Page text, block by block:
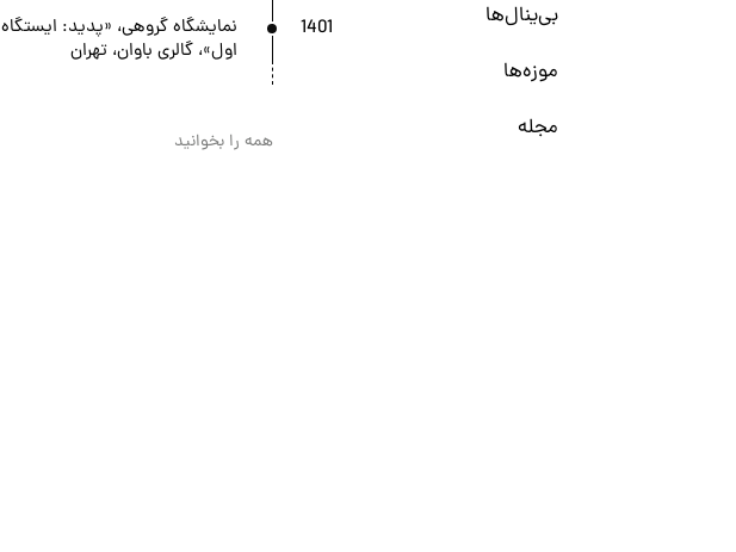
بی‌ینال‌ها
موزه‌ها
مجله
1401
نمایشگاه گروهی، «پدید: ایستگاه
اول»، گالری باوان، تهران
همه را بخوانید